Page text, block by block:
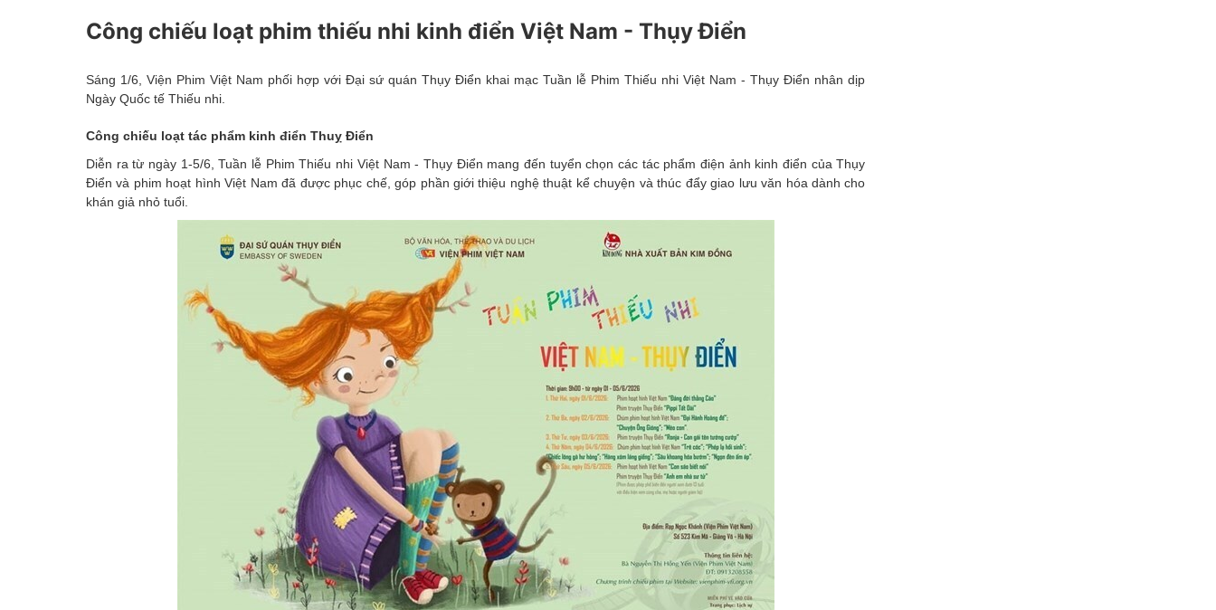
Công chiếu loạt phim thiếu nhi kinh điển Việt Nam - Thụy Điển
Sáng 1/6, Viện Phim Việt Nam phối hợp với Đại sứ quán Thụy Điển khai mạc Tuần lễ Phim Thiếu nhi Việt Nam - Thụy Điển nhân dịp
Ngày Quốc tế Thiếu nhi.
Công chiếu loạt tác phẩm kinh điển Thuỵ Điển
Diễn ra từ ngày 1-5/6, Tuần lễ Phim Thiếu nhi Việt Nam - Thụy Điển mang đến tuyển chọn các tác phẩm điện ảnh kinh điển của Thụy
Điển và phim hoạt hình Việt Nam đã được phục chế, góp phần giới thiệu nghệ thuật kể chuyện và thúc đẩy giao lưu văn hóa dành cho
khán giả nhỏ tuổi.